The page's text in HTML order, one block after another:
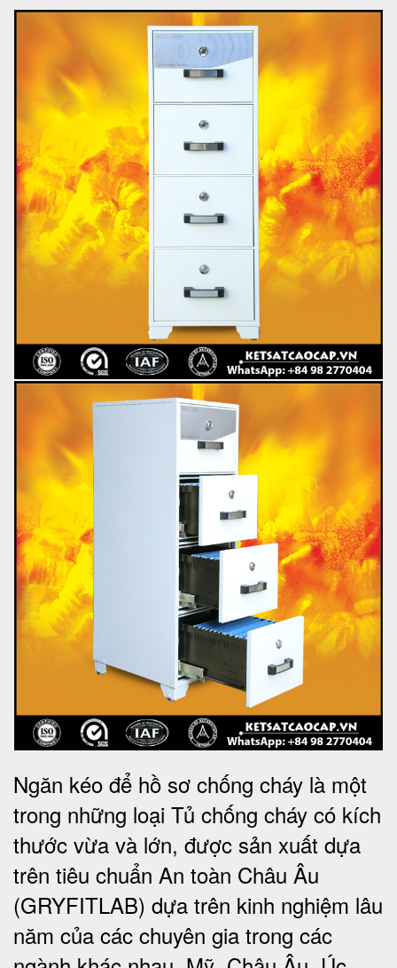
Ngăn kéo để hồ sơ chống cháy là một
trong những loại Tủ chống cháy có kích
thước vừa và lớn, được sản xuất dựa
trên tiêu chuẩn An toàn Châu Âu
(GRYFITLAB) dựa trên kinh nghiệm lâu
năm của các chuyên gia trong các